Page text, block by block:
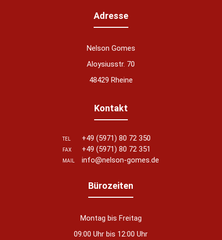
Adresse
Nelson Gomes
Aloysiusstr. 70
48429 Rheine
Kontakt
TEL +49 (5971) 80 72 350
FAX +49 (5971) 80 72 351
MAIL info@nelson-gomes.de
Bürozeiten
Montag bis Freitag
09:00 Uhr bis 12:00 Uhr